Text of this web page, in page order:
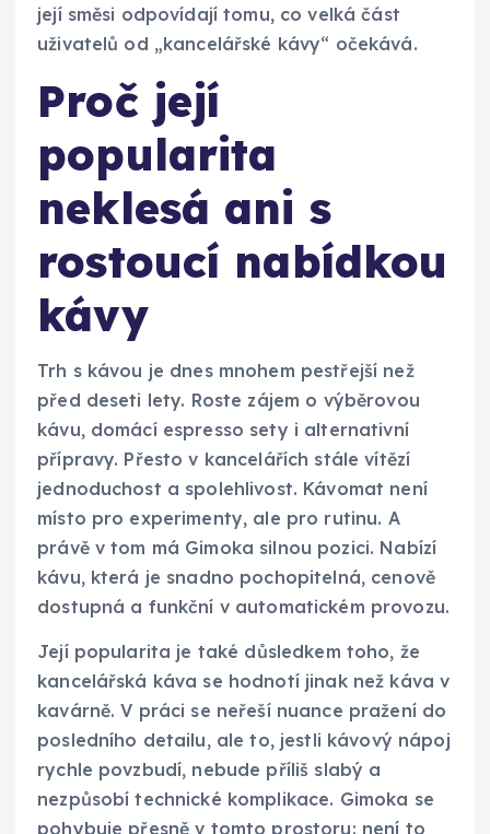
její směsi odpovídají tomu, co velká část
uživatelů od „kancelářské kávy“ očekává.
Proč její
popularita
neklesá ani s
rostoucí nabídkou
kávy
Trh s kávou je dnes mnohem pestřejší než
před deseti lety. Roste zájem o výběrovou
kávu, domácí espresso sety i alternativní
přípravy. Přesto v kancelářích stále vítězí
jednoduchost a spolehlivost. Kávomat není
místo pro experimenty, ale pro rutinu. A
právě v tom má Gimoka silnou pozici. Nabízí
kávu, která je snadno pochopitelná, cenově
dostupná a funkční v automatickém provozu.
Její popularita je také důsledkem toho, že
kancelářská káva se hodnotí jinak než káva v
kavárně. V práci se neřeší nuance pražení do
posledního detailu, ale to, jestli kávový nápoj
rychle povzbudí, nebude příliš slabý a
nezpůsobí technické komplikace. Gimoka se
pohybuje přesně v tomto prostoru: není to